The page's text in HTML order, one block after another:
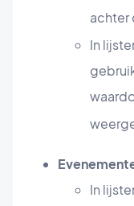
achter
In
In